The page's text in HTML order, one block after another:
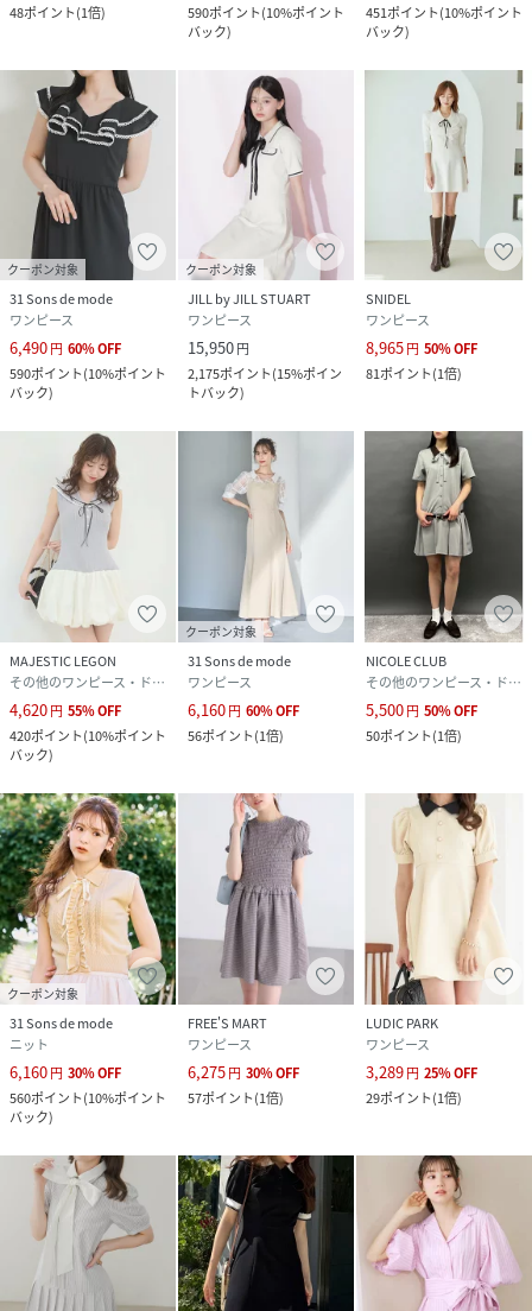
48ポイント(1倍)
590ポイント(10%ポイント
バック)
451ポイント(10%ポイント
バック)
クーポン対象
31 Sons de mode
ワンピース
6,490円 60%OFF
590ポイント(10%ポイント
バック)
クーポン対象
JILL by JILL STUART
ワンピース
15,950円
2,175ポイント(15%ポイン
トバック)
SNIDEL
ワンピース
8,965円 50%OFF
81ポイント(1倍)
MAJESTIC LEGON
その他のワンピース・ドレス
4,620円 55%OFF
420ポイント(10%ポイント
バック)
クーポン対象
31 Sons de mode
ワンピース
6,160円 60%OFF
56ポイント(1倍)
NICOLE CLUB
その他のワンピース・ドレス
5,500円 50%OFF
50ポイント(1倍)
クーポン対象
31 Sons de mode
ニット
6,160円 30%OFF
560ポイント(10%ポイント
バック)
FREE'S MART
ワンピース
6,275円 30%OFF
57ポイント(1倍)
LUDIC PARK
ワンピース
3,289円 25%OFF
29ポイント(1倍)